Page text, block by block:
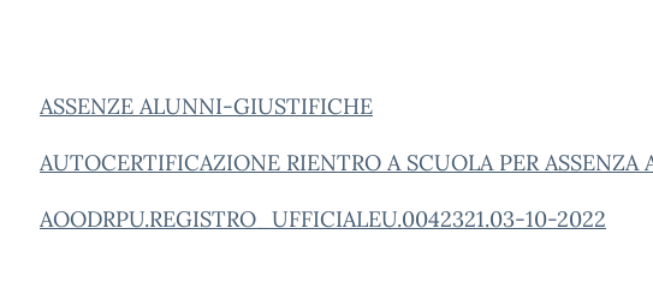
ASSENZE ALUNNI-GIUSTIFICHE
AUTOCERTIFICAZIONE RIENTRO A SCUOLA PER ASSENZA
AOODRPU.REGISTRO_UFFICIALEU.0042321.03-10-2022